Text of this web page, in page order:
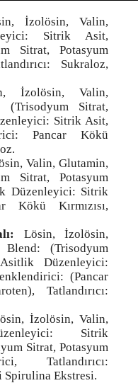
İzolösin, Valin,
Sitrik Asit,
Sitrat, Potasyum
Sukraloz,
İzolösin, Valin,
(Trisodyum Sitrat,
Sitrik Asit,
Pancar Kökü
Valin, Glutamin,
Sitrat, Potasyum
Düzenleyici: Sitrik
Kökü Kırmızısı,
Lösin, İzolösin,
(Trisodyum
Düzenleyici:
(Pancar
Tatlandırıcı:
İzolösin, Valin,
Sitrik
Sitrat, Potasyum
Tatlandırıcı:
Ekstresi.